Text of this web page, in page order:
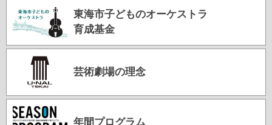
東海市子どものオーケストラ
育成基金
芸術劇場の理念
年間プログラム